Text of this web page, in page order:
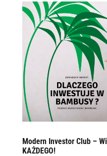
Modern Investor Club –
KAŻDEGO!